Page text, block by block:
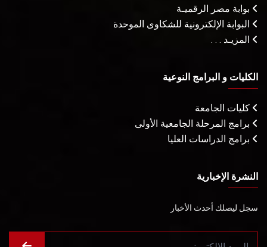
بوابة مصر الرقميـة
البوابة الإلكترونية للشكاوى الموحدة
المزيـد . . .
الكليات و البرامج النوعية
كليات الجامعة
برامج المرحلة الجامعية الأولى
برامج الدراسات العليا
النشرة الإخبارية
سجل ليصلك أحدث الأخبار